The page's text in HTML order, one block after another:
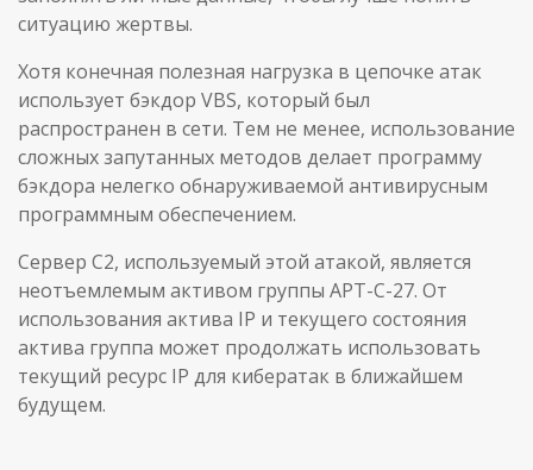
ситуацию жертвы.
Хотя конечная полезная нагрузка в цепочке атак
использует бэкдор VBS, который был
распространен в сети. Тем не менее, использование
сложных запутанных методов делает программу
бэкдора нелегко обнаруживаемой антивирусным
программным обеспечением.
Сервер C2, используемый этой атакой, является
неотъемлемым активом группы APT-C-27. От
использования актива IP и текущего состояния
актива группа может продолжать использовать
текущий ресурс IP для кибератак в ближайшем
будущем.